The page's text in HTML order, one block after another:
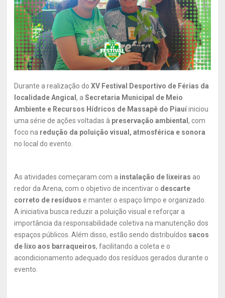
Durante a realização do XV Festival Desportivo de Férias da
localidade Angical , a Secretaria Municipal de Meio
Ambiente e Recursos Hídricos de Massapê do Piauíiniciou
uma série de ações voltadas à preservação ambiental , com
foco na redução da poluição visual, atmosférica e sonora
no local do evento.
As atividades começaram com a instalação de lixeiras ao
redor da Arena, com o objetivo de incentivar o descarte
correto de resíduos e manter o espaço limpo e organizado.
A iniciativa busca reduzir a poluição visual e reforçar a
importância da responsabilidade coletiva na manutenção dos
espaços públicos. Além disso, estão sendo distribuídos sacos
de lixo aos barraqueiros, facilitando a coleta e o
acondicionamento adequado dos resíduos gerados durante o
evento.